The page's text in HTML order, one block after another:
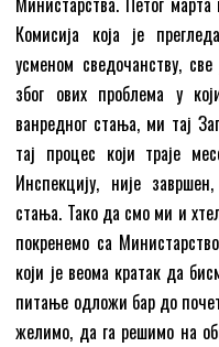
Комисија која је
усменом сведочанству,
због ових проблема у
ванредног стања, ми тај
тај процес који траје
Инспекцију, није
стања. Тако да смо ми и
покренемо са
који је веома кратак да
питање одложи бар до
желимо, да га решимо на